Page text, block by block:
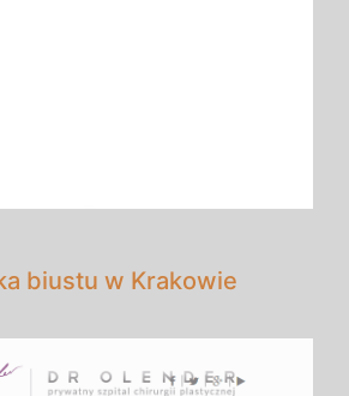
biustu w Krakowie